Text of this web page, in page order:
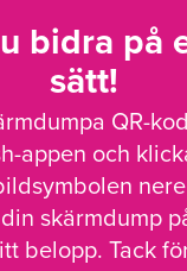
bidra på
sätt!
QR-
appen och
skärmdump
belopp. Tack